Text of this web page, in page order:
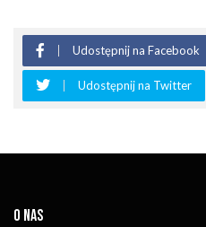
Udostępnij na Facebook
Udostępnij na Twitter
O NAS